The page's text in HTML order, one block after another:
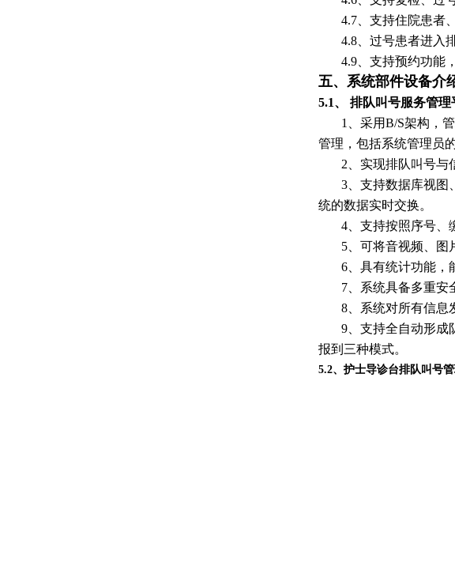
4.7、支持住院患者
4.8、过号患者进入
4.9、支持预约功能
五、系统部件设备介
5.1、 排队叫号服务管理
1、采用B/S架构，
管理，包括系统管理员
2、实现排队叫号与
3、支持数据库视图
统的数据实时交换。
4、支持按照序号、
5、可将音视频、图
6、具有统计功能，
7、系统具备多重安
8、系统对所有信息
9、支持全自动形成
报到三种模式。
5.2、护士导诊台排队叫号